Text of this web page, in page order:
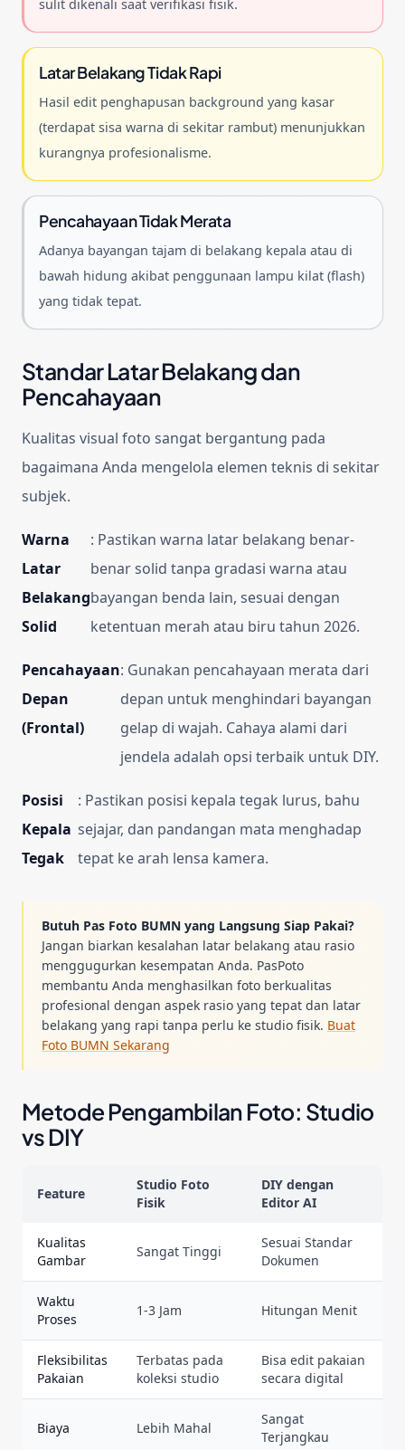
sulit dikenali saat verifikasi fisik.
Latar Belakang Tidak Rapi
Hasil edit penghapusan background yang kasar
(terdapat sisa warna di sekitar rambut) menunjukkan
kurangnya profesionalisme.
Pencahayaan Tidak Merata
Adanya bayangan tajam di belakang kepala atau di
bawah hidung akibat penggunaan lampu kilat (flash)
yang tidak tepat.
Standar Latar Belakang dan
Pencahayaan
Kualitas visual foto sangat bergantung pada
bagaimana Anda mengelola elemen teknis di sekitar
subjek.
Warna
Latar
Belakang
Solid
: Pastikan warna latar belakang benar-
benar solid tanpa gradasi warna atau
bayangan benda lain, sesuai dengan
ketentuan merah atau biru tahun 2026.
Pencahayaan
Depan
(Frontal)
: Gunakan pencahayaan merata dari
depan untuk menghindari bayangan
gelap di wajah. Cahaya alami dari
jendela adalah opsi terbaik untuk DIY.
Posisi
Kepala
Tegak
: Pastikan posisi kepala tegak lurus, bahu
sejajar, dan pandangan mata menghadap
tepat ke arah lensa kamera.
Butuh Pas Foto BUMN yang Langsung Siap Pakai?
Jangan biarkan kesalahan latar belakang atau rasio
menggugurkan kesempatan Anda. PasPoto
membantu Anda menghasilkan foto berkualitas
profesional dengan aspek rasio yang tepat dan latar
belakang yang rapi tanpa perlu ke studio fisik. Buat
Foto BUMN Sekarang
Metode Pengambilan Foto: Studio
vs DIY
Feature
Studio Foto
Fisik
DIY dengan
Editor AI
Kualitas
Gambar
Sangat Tinggi
Sesuai Standar
Dokumen
Waktu
Proses
1-3 Jam Hitungan Menit
Fleksibilitas
Pakaian
Terbatas pada
koleksi studio
Bisa edit pakaian
secara digital
Biaya Lebih Mahal
Sangat
Terjangkau